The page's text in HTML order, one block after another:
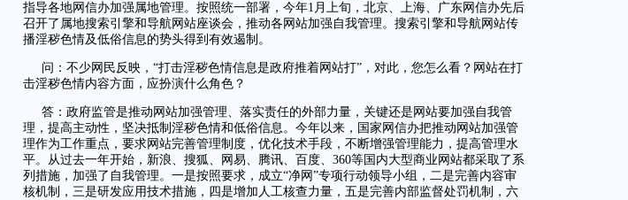
指导各地网信办加强属地管理。按照统一部署，今年1月上旬，北京、上海、广东网信办先后
召开了属地搜索引擎和导航网站座谈会，推动各网站加强自我管理。搜索引擎和导航网站传
播淫秽色情及低俗信息的势头得到有效遏制。
问：不少网民反映，“打击淫秽色情信息是政府推着网站打”，对此，您怎么看？网站在打
击淫秽色情内容方面，应扮演什么角色？
答：政府监管是推动网站加强管理、落实责任的外部力量，关键还是网站要加强自我管
理，提高主动性，坚决抵制淫秽色情和低俗信息。今年以来，国家网信办把推动网站加强管
理作为工作重点，要求网站完善管理制度，优化技术手段，不断增强管理能力，提高管理水
平。从过去一年开始，新浪、搜狐、网易、腾讯、百度、360等国内大型商业网站都采取了系
列措施，加强了自我管理。一是按照要求，成立“净网”专项行动领导小组，二是完善内容审
核机制，三是研发应用技术措施，四是增加人工核查力量，五是完善内部监督处罚机制，六